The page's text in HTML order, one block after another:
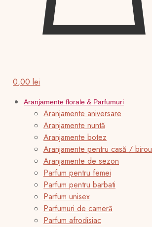
0,00 lei
Aranjamente florale & Parfumuri
Aranjamente aniversare
Aranjamente nuntă
Aranjamente botez
Aranjamente pentru casă / birou
Aranjamente de sezon
Parfum pentru femei
Parfum pentru barbati
Parfum unisex
Parfumuri de cameră
Parfum afrodisiac